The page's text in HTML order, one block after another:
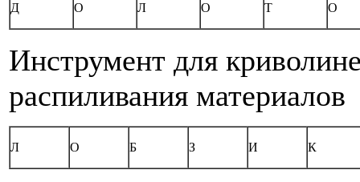
Д О Л О Т О
Инструмент для
распиливания материалов
Л О Б З И К